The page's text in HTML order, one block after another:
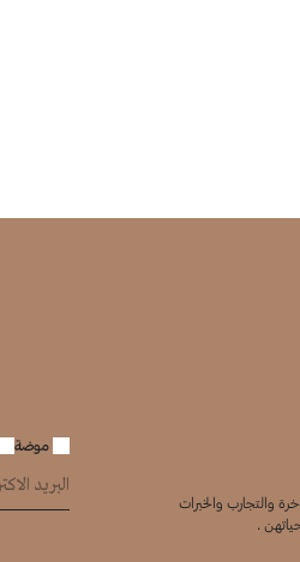
موضة
والتجارب والخبرات
.